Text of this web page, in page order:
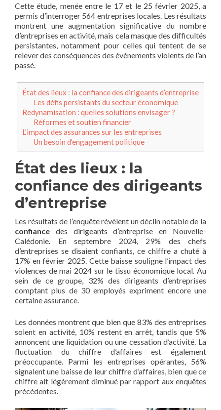
Cette étude, menée entre le 17 et le 25 février 2025, a
permis d’interroger 564 entreprises locales. Les résultats
montrent une augmentation significative du nombre
d’entreprises en activité, mais cela masque des difficultés
persistantes, notamment pour celles qui tentent de se
relever des conséquences des événements violents de l’an
passé.
État des lieux : la confiance des dirigeants d’entreprise
Les défis persistants du secteur économique
Redynamisation : quelles solutions envisager ?
Réformes et soutien financier
L’impact des assurances sur les entreprises
Un besoin d’engagement politique
État des lieux : la
confiance des dirigeants
d’entreprise
Les résultats de l’enquête révèlent un déclin notable de la
confiance des dirigeants d’entreprise en Nouvelle-
Calédonie. En septembre 2024, 29% des chefs
d’entreprises se disaient confiants, ce chiffre a chuté à
17% en février 2025. Cette baisse souligne l’impact des
violences de mai 2024 sur le tissu économique local. Au
sein de ce groupe, 32% des dirigeants d’entreprises
comptant plus de 30 employés expriment encore une
certaine assurance.
Les données montrent que bien que 83% des entreprises
soient en activité, 10% restent en arrêt, tandis que 5%
annoncent une liquidation ou une cessation d’activité. La
fluctuation du chiffre d’affaires est également
préoccupante. Parmi les entreprises opérantes, 56%
signalent une baisse de leur chiffre d’affaires, bien que ce
chiffre ait légèrement diminué par rapport aux enquêtes
précédentes.